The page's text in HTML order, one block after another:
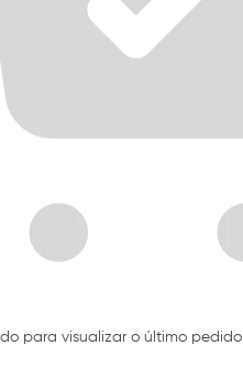
para visualizar o último pedido